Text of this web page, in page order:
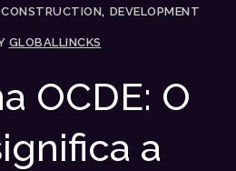
CONSTRUCTION DEVELOPMENT
GLOBALLINCKS
OCDE: O
a